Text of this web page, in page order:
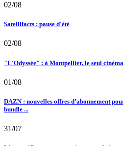
02/08
Satellifacts : pause d'été
02/08
"L'Odyssée" : à Montpellier, le seul
01/08
DAZN : nouvelles offres d’abonnement
bundle ...
31/07